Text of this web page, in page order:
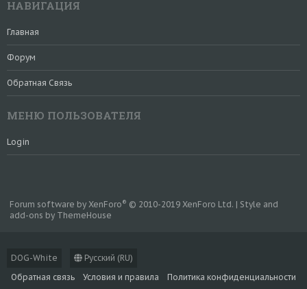
НАВИГАЦИЯ
Главная
Форум
Обратная Связь
МЕНЮ ПОЛЬЗОВАТЕЛЯ
Login
DOG-White
Русский (RU)
Обратная связь
Условия и правила Политика конфиденциальности
Forum software by XenForo® © 2010-2019 XenForo Ltd. | Style and
add-ons by ThemeHouse